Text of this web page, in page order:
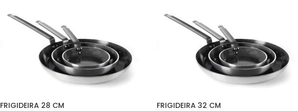
FRIGIDEIRA 28 CM FRIGIDEIRA 32 CM